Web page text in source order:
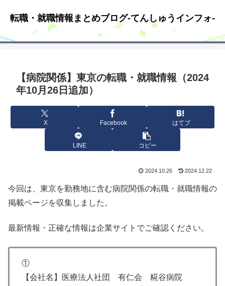
転職・就職情報まとめブログ-てんしゅうインフォ-
【病院関係】東京の転職・就職情報（2024
年10月26日追加）
X Facebook はてブ
LINE コピー
2024.10.26 2024.12.22
今回は、東京を勤務地に含む病院関係の転職・就職情報の
掲載ページを収集しました。
最新情報・正確な情報は企業サイトでご確認ください。
①
【会社名】医療法人社団 有仁会 糀谷病院